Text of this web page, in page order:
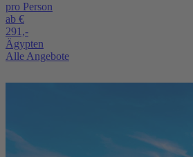
pro Person
ab €
291,-
Ägypten
Alle Angebote